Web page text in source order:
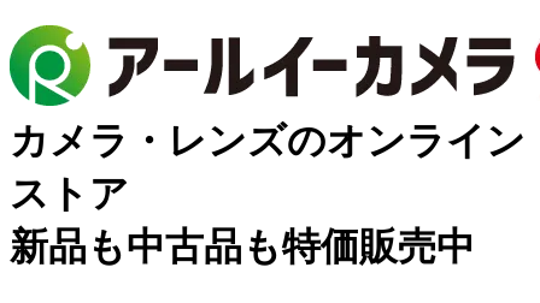
カメラ・レンズのオンライン
ストア
新品も中古品も特価販売中